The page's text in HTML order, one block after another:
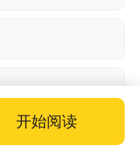
开始阅读